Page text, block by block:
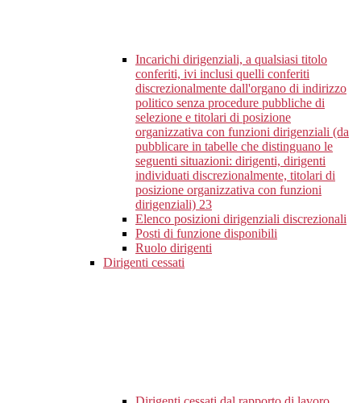
Incarichi dirigenziali, a qualsiasi titolo
conferiti, ivi inclusi quelli conferiti
discrezionalmente dall'organo di indirizzo
politico senza procedure pubbliche di
selezione e titolari di posizione
organizzativa con funzioni dirigenziali (da
pubblicare in tabelle che distinguano le
seguenti situazioni: dirigenti, dirigenti
individuati discrezionalmente, titolari di
posizione organizzativa con funzioni
dirigenziali) 23
Elenco posizioni dirigenziali discrezionali
Posti di funzione disponibili
Ruolo dirigenti
Dirigenti cessati